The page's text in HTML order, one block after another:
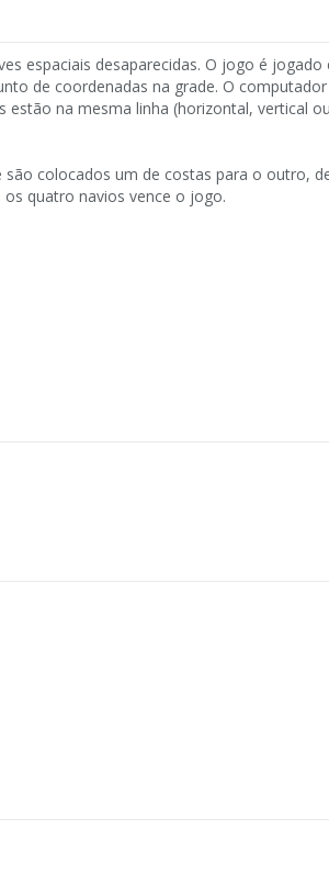
espaciais desaparecidas. O jogo é
de coordenadas na grade. O
na mesma linha (horizontal, vertical
colocados um de costas para o outro,
quatro navios vence o jogo.